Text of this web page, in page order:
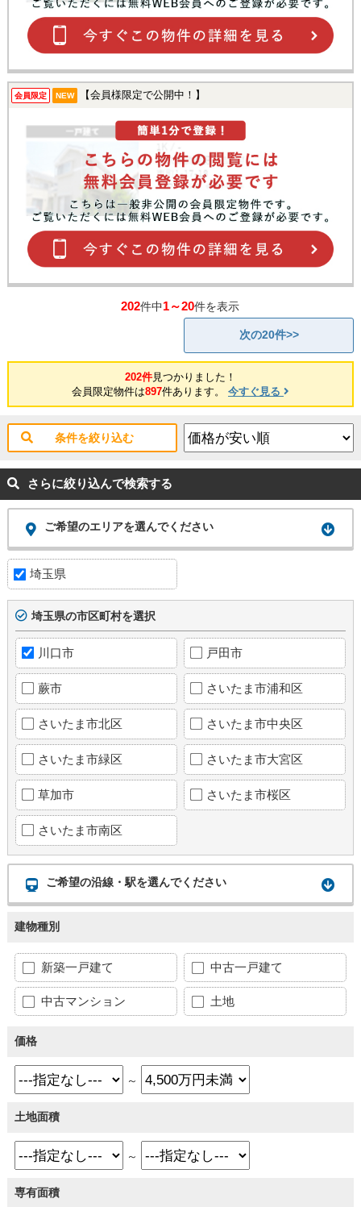
会員限定 NEW 【会員様限定で公開中！】
202件中1～20件を表示
次の20件>>
202件見つかりました！
会員限定物件は897件あります。 今すぐ見る
条件を絞り込む
さらに絞り込んで検索する
ご希望のエリアを選んでください
埼玉県
埼玉県の市区町村を選択
川口市 戸田市
蕨市 さいたま市浦和区
さいたま市北区 さいたま市中央区
さいたま市緑区 さいたま市大宮区
草加市 さいたま市桜区
さいたま市南区
ご希望の沿線・駅を選んでください
建物種別
新築一戸建て 中古一戸建て
中古マンション 土地
価格
～
土地面積
～
専有面積